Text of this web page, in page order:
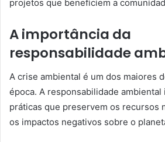
projetos que beneficiem a
A importância da
responsabilidade
A crise ambiental é um dos maiores
época. A responsabilidade ambiental
práticas que preservem os recursos
os impactos negativos sobre o